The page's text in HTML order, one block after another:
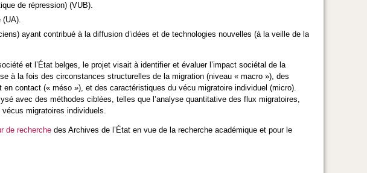
de répression) (VUB).
(UA).
ayant contribué à la diffusion d’idées et de technologies nouvelles (à la veille de la
et l’État belges, le projet visait à identifier et évaluer l’impact sociétal de la
à la fois des circonstances structurelles de la migration (niveau « macro »), des
contact (« méso »), et des caractéristiques du vécu migratoire individuel (micro).
avec des méthodes ciblées, telles que l’analyse quantitative des flux migratoires,
migratoires individuels.
de recherche des Archives de l’État en vue de la recherche académique et pour le